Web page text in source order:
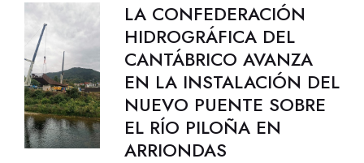
LA CONFEDERACIÓN
HIDROGRÁFICA DEL
CANTÁBRICO AVANZA
EN LA INSTALACIÓN DEL
NUEVO PUENTE SOBRE
EL RÍO PILOÑA EN
ARRIONDAS